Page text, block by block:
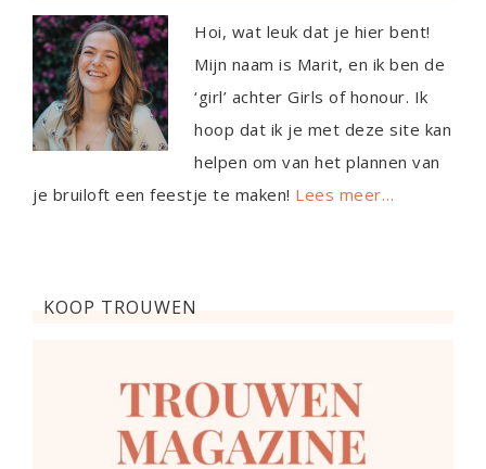
Hoi, wat leuk dat je hier bent!
Mijn naam is Marit, en ik ben de
‘girl’ achter Girls of honour. Ik
hoop dat ik je met deze site kan
helpen om van het plannen van
je bruiloft een feestje te maken! Lees meer…
KOOP TROUWEN